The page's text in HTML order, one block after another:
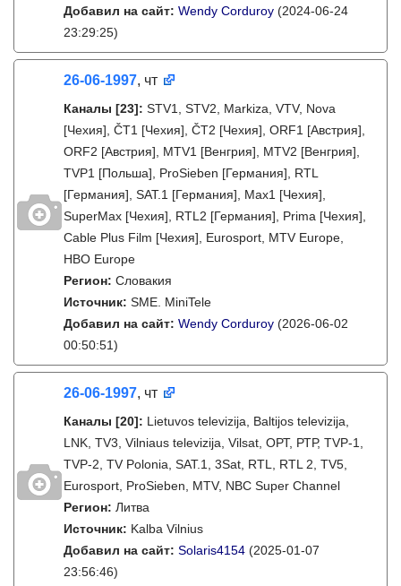
Добавил на сайт: Wendy Corduroy (2024-06-24
23:29:25)
26-06-1997, чт
Каналы [23]: STV1, STV2, Markiza, VTV, Nova
[Чехия], ČT1 [Чехия], ČT2 [Чехия], ORF1 [Австрия],
ORF2 [Австрия], MTV1 [Венгрия], MTV2 [Венгрия],
TVP1 [Польша], ProSieben [Германия], RTL
[Германия], SAT.1 [Германия], Max1 [Чехия],
SuperMax [Чехия], RTL2 [Германия], Prima [Чехия],
Cable Plus Film [Чехия], Eurosport, MTV Europe,
HBO Europe
Регион: Словакия
Источник: SME. MiniTele
Добавил на сайт: Wendy Corduroy (2026-06-02
00:50:51)
26-06-1997, чт
Каналы [20]: Lietuvos televizija, Baltijos televizija,
LNK, TV3, Vilniaus televizija, Vilsat, ОРТ, РТР, TVP-1,
TVP-2, TV Polonia, SAT.1, 3Sat, RTL, RTL 2, TV5,
Eurosport, ProSieben, MTV, NBC Super Channel
Регион: Литва
Источник: Kalba Vilnius
Добавил на сайт: Solaris4154 (2025-01-07
23:56:46)